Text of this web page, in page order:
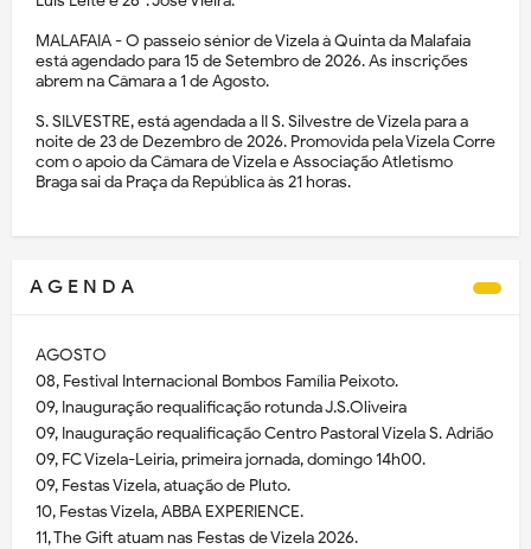
MALAFAIA - O passeio sénior de Vizela à Quinta da Malafaia
está agendado para 15 de Setembro de 2026. As inscrições
abrem na Câmara a 1 de Agosto.
S. SILVESTRE, está agendada a II S. Silvestre de Vizela para a
noite de 23 de Dezembro de 2026. Promovida pela Vizela Corre
com o apoio da Câmara de Vizela e Associação Atletismo
Braga sai da Praça da República às 21 horas.
A G E N D A
AGOSTO
08, Festival Internacional Bombos Família Peixoto.
09, Inauguração requalificação rotunda J.S.Oliveira
09, Inauguração requalificação Centro Pastoral Vizela S. Adrião
09, FC Vizela-Leiria, primeira jornada, domingo 14h00.
09, Festas Vizela, atuação de Pluto.
10, Festas Vizela, ABBA EXPERIENCE.
11, The Gift atuam nas Festas de Vizela 2026.